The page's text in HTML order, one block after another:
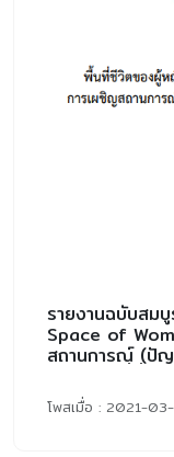
รายงานฉบับส
Space of
สถานการณ์ (ปั
โพสเมื่อ : 2021-